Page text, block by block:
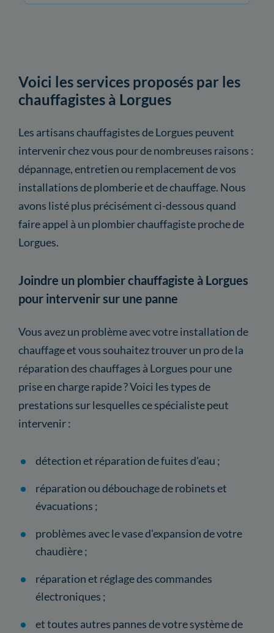
Voici les services proposés par les
chauffagistes à Lorgues
Les artisans chauffagistes de Lorgues peuvent
intervenir chez vous pour de nombreuses raisons :
dépannage, entretien ou remplacement de vos
installations de plomberie et de chauffage. Nous
avons listé plus précisément ci-dessous quand
faire appel à un plombier chauffagiste proche de
Lorgues.
Joindre un plombier chauffagiste à Lorgues
pour intervenir sur une panne
Vous avez un problème avec votre installation de
chauffage et vous souhaitez trouver un pro de la
réparation des chauffages à Lorgues pour une
prise en charge rapide ? Voici les types de
prestations sur lesquelles ce spécialiste peut
intervenir :
détection et réparation de fuites d'eau ;
réparation ou débouchage de robinets et
évacuations ;
problèmes avec le vase d'expansion de votre
chaudière ;
réparation et réglage des commandes
électroniques ;
et toutes autres pannes de votre système de